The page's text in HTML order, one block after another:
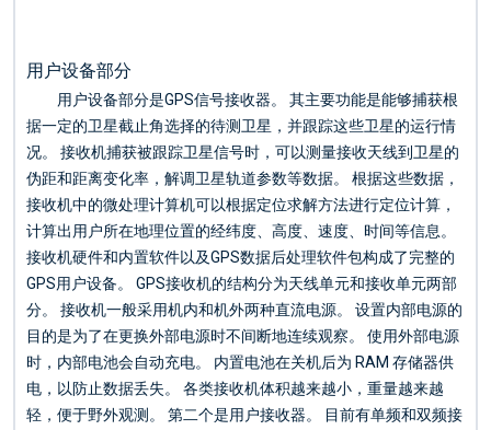
用户设备部分
用户设备部分是GPS信号接收器。 其主要功能是能够捕获根
据一定的卫星截止角选择的待测卫星，并跟踪这些卫星的运行情
况。 接收机捕获被跟踪卫星信号时，可以测量接收天线到卫星的
伪距和距离变化率，解调卫星轨道参数等数据。 根据这些数据，
接收机中的微处理计算机可以根据定位求解方法进行定位计算，
计算出用户所在地理位置的经纬度、高度、速度、时间等信息。
接收机硬件和内置软件以及GPS数据后处理软件包构成了完整的
GPS用户设备。 GPS接收机的结构分为天线单元和接收单元两部
分。 接收机一般采用机内和机外两种直流电源。 设置内部电源的
目的是为了在更换外部电源时不间断地连续观察。 使用外部电源
时，内部电池会自动充电。 内置电池在关机后为 RAM 存储器供
电，以防止数据丢失。 各类接收机体积越来越小，重量越来越
轻，便于野外观测。 第二个是用户接收器。 目前有单频和双频接